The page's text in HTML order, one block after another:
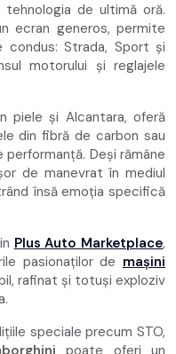
tehnologia de ultimă oră.
ecran generos, permite
condus: Strada, Sport și
motorului și reglajele
piele și Alcantara, oferă
din fibră de carbon sau
Deși rămâne
de manevrat în mediul
însă emoția specifică
Plus Auto Marketplace,
pasionaților de mașini
rafinat și totuși exploziv
speciale precum STO,
poate oferi un